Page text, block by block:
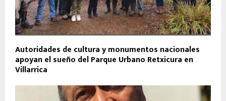
Autoridades de cultura y monumentos nacionales
apoyan el sueño del Parque Urbano Retxicura en
Villarrica